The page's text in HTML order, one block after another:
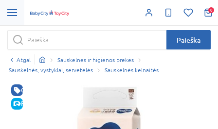
0
Paieška
Atgal
Sauskelnės ir higienos prekės
Sauskelnės, vystyklai, servetėlės
Sauskelnės kelnaitės
GERA KAINA
E-KAINA